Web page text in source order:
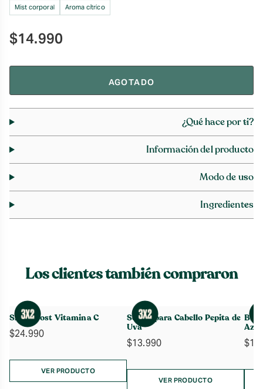
Mist corporal Aroma cítrico
$14.990
AGOTADO
¿Qué hace por ti?
Información del producto
Modo de uso
Ingredientes
Los clientes también compraron
Skin Boost Vitamina C
$24.990
VER PRODUCTO
Sérum para Cabello Pepita de
Uva
$13.990
VER PRODUCTO
$